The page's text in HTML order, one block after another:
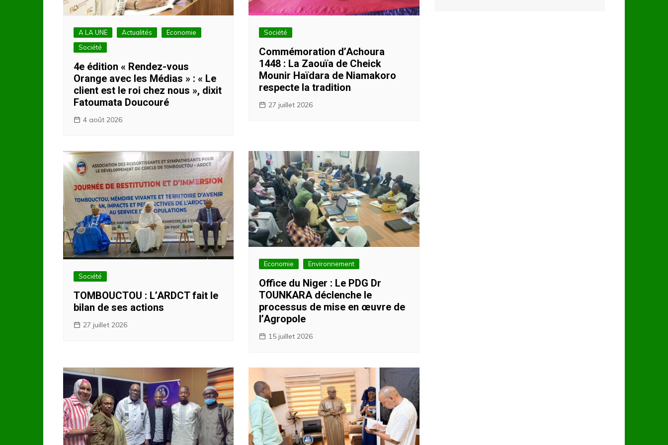
A LA UNE Actualités
Economie
Société
4e édition « Rendez-vous
Orange avec les Médias » : « Le
client est le roi chez nous », dixit
Fatoumata Doucouré
4 août 2026
Société
Commémoration d’Achoura
1448 : La Zaouïa de Cheick
Mounir Haïdara de Niamakoro
respecte la tradition
27 juillet 2026
Société
TOMBOUCTOU : L’ARDCT fait le
bilan de ses actions
27 juillet 2026
Economie Environnement
Office du Niger : Le PDG Dr
TOUNKARA déclenche le
processus de mise en œuvre de
l’Agropole
15 juillet 2026